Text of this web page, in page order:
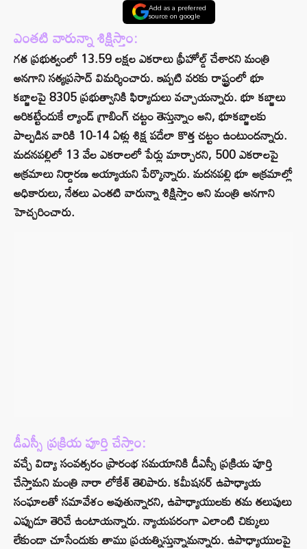
Add as a preferred
source on google
ఎంతటి వారున్నా శిక్షిస్తాం:
గత ప్రభుత్వంలో 13.59 లక్షల ఎకరాలు ఫ్రీహోల్డ్‌ చేశారని మంత్రి
అనగాని సత్యప్రసాద్‌ విమర్శించారు. ఇప్పటి వ‌ర‌కు రాష్ట్రంలో భూ
క‌బ్జాల‌పై 8305 ప్రభుత్వానికి ఫిర్యాదులు వ‌చ్చాయన్నారు. భూ కబ్జాలు
అరికట్టేందుకే ల్యాండ్‌ గ్రాబింగ్‌ చట్టం తెస్తున్నాం అని, భూకబ్జాలకు
పాల్పడిన వారికి 10-14 ఏళ్లు శిక్ష పడేలా కొత్త చట్టం ఉంటుందన్నారు.
మదనపల్లిలో 13 వేల ఎకరాలలో పేర్లు మార్చారని, 500 ఎకరాలపై
అక్రమాలు నిర్దారణ అయ్యాయని పేర్కొన్నారు. మదనపల్లి భూ అక్రమాల్లో
అధికారులు, నేతలు ఎంతటి వారున్నా శిక్షిస్తాం అని మంత్రి అనగాని
హెచ్చరించారు.
డీఎస్సీ ప్రక్రియ పూర్తి చేస్తాం:
వచ్చే విద్యా సంవత్సరం ప్రారంభ సమయానికి డీఎస్సీ ప్రక్రియ పూర్తి
చేస్తామని మంత్రి నారా లోకేశ్‌ తెలిపారు. కమీషనర్ ఉపాధ్యాయ
సంఘాలతో సమావేశం అవుతున్నారని, ఉపాధ్యాయులకు తమ తలుపులు
ఎప్పుడూ తెరిచే ఉంటాయన్నారు. న్యాయపరంగా ఎలాంటి చిక్కులు
లేకుండా చూసేందుకు తాము ప్రయత్నిస్తున్నామన్నారు. ఉపాధ్యాయులపై